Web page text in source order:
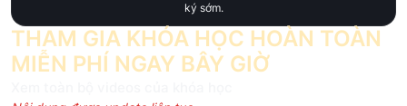
THAM GIA KHÓA HỌC HOÀN TOÀN
MIỄN PHÍ NGAY BÂY GIỜ
ký sớm.